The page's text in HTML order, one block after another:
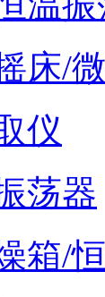
床/
仪
荡器
箱/